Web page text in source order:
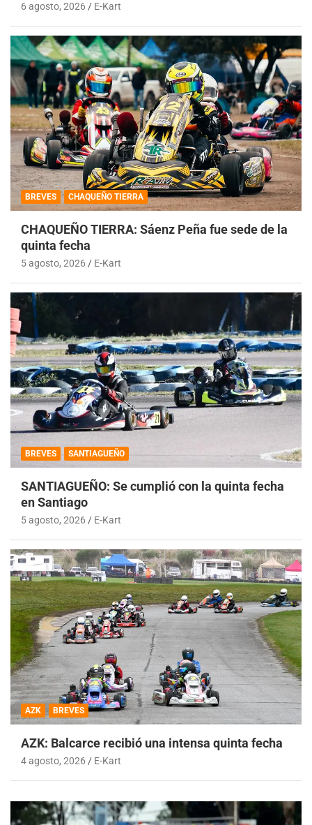
6 agosto, 2026 E-Kart
BREVES CHAQUEÑO TIERRA
CHAQUEÑO TIERRA: Sáenz Peña fue sede de la
quinta fecha
5 agosto, 2026 E-Kart
BREVES SANTIAGUEÑO
SANTIAGUEÑO: Se cumplió con la quinta fecha
en Santiago
5 agosto, 2026 E-Kart
AZK BREVES
AZK: Balcarce recibió una intensa quinta fecha
4 agosto, 2026 E-Kart